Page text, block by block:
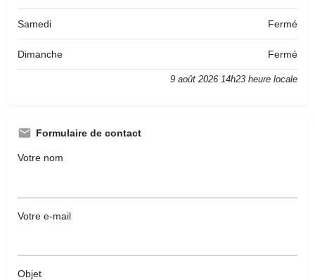
Samedi Fermé
Dimanche Fermé
9 août 2026 14h23 heure locale
Formulaire de contact
Votre nom
Votre e-mail
Objet